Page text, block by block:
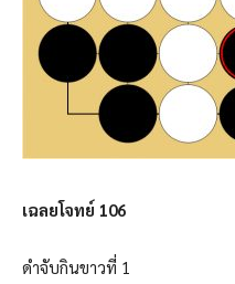
เฉลยโจทย์ 106
ดำจับกินขาวที่ 1